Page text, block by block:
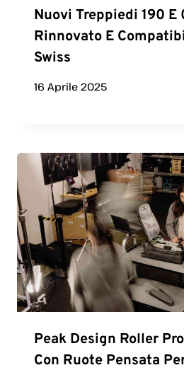
Nuovi Treppiedi 190 E
Rinnovato E
Swiss
16 Aprile 2025
Peak Design Roller
Con Ruote Pensata